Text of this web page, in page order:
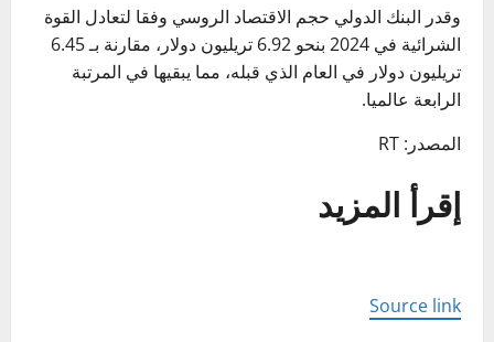
وقدر البنك الدولي حجم الاقتصاد الروسي وفقا لتعادل القوة
الشرائية في 2024 بنحو 6.92 تريليون دولار، مقارنة بـ 6.45
تريليون دولار في العام الذي قبله، مما يبقيها في المرتبة
الرابعة عالميا.
المصدر: RT
إقرأ المزيد
Source link